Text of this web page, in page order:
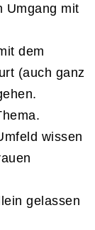
Umgang mit
dem
(auch ganz
wissen
gelassen